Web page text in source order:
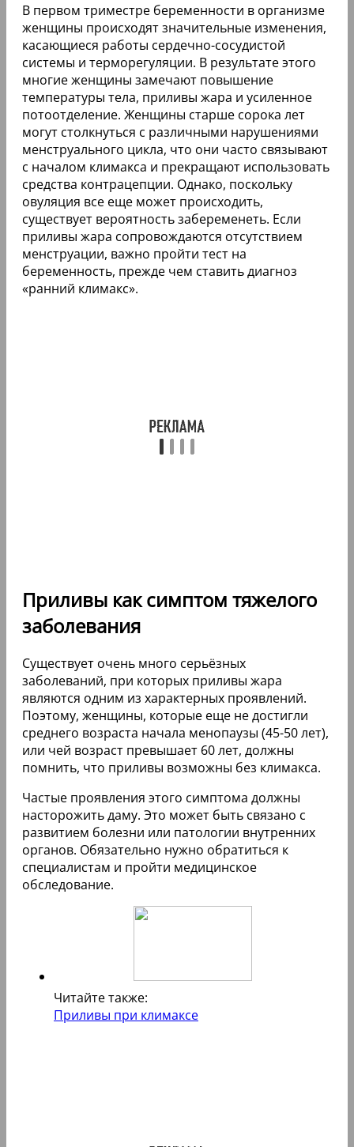
В первом триместре беременности в организме
женщины происходят значительные изменения,
касающиеся работы сердечно-сосудистой
системы и терморегуляции. В результате этого
многие женщины замечают повышение
температуры тела, приливы жара и усиленное
потоотделение. Женщины старше сорока лет
могут столкнуться с различными нарушениями
менструального цикла, что они часто связывают
с началом климакса и прекращают использовать
средства контрацепции. Однако, поскольку
овуляция все еще может происходить,
существует вероятность забеременеть. Если
приливы жара сопровождаются отсутствием
менструации, важно пройти тест на
беременность, прежде чем ставить диагноз
«ранний климакс».
Приливы как симптом тяжелого
заболевания
Существует очень много серьёзных
заболеваний, при которых приливы жара
являются одним из характерных проявлений.
Поэтому, женщины, которые еще не достигли
среднего возраста начала менопаузы (45-50 лет),
или чей возраст превышает 60 лет, должны
помнить, что приливы возможны без климакса.
Частые проявления этого симптома должны
насторожить даму. Это может быть связано с
развитием болезни или патологии внутренних
органов. Обязательно нужно обратиться к
специалистам и пройти медицинское
обследование.
Читайте также:
Приливы при климаксе